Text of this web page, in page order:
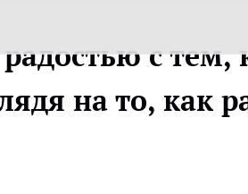
с тем,
на то, как